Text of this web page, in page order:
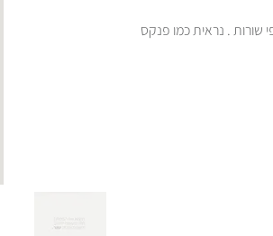
- 13*18, הדבקה עליונה. 120 דפי שורות . נראית כמו פנקס